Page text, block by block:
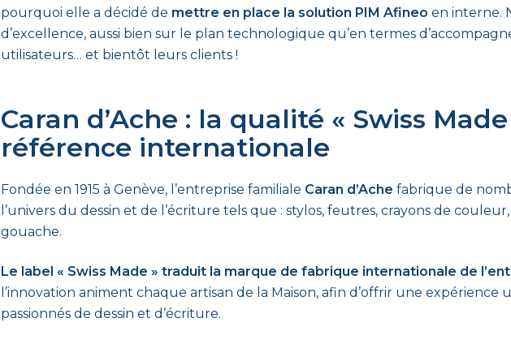
pourquoi elle a décidé de mettre en place la solution PIM Afineo en interne.
d’excellence, aussi bien sur le plan technologique qu’en termes
utilisateurs… et bientôt leurs clients !
Caran d’Ache : la qualité « Swiss
référence internationale
Fondée en 1915 à Genève, l’entreprise familiale Caran d’Ache fabrique de
l’univers du dessin et de l’écriture tels que : stylos, feutres, crayons de
gouache.
Le label « Swiss Made » traduit la marque de fabrique internationale de
l’innovation animent chaque artisan de la Maison, afin d’offrir une expérience
passionnés de dessin et d’écriture.